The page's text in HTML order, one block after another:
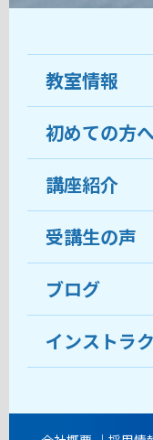
教室情報
教室につい
受講生の声
おすすめ
目的から
教室ブログ
初めての方へ
ココがおす
料金
受講までの
よくある
講座紹介
受講生の声
ブログ
インストラ